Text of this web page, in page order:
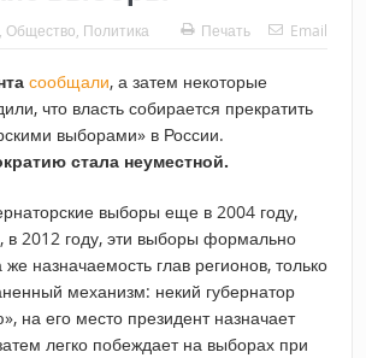
Общество Политика Печать Email
сообщали, а затем некоторые
что власть собирается прекратить
выборами» в России.
стала неуместной.
выборы еще в 2004 году,
в 2012 году, эти выборы формально
назначаемость глав регионов, только
механизм: некий губернатор
на его место президент назначает
легко побеждает на выборах при